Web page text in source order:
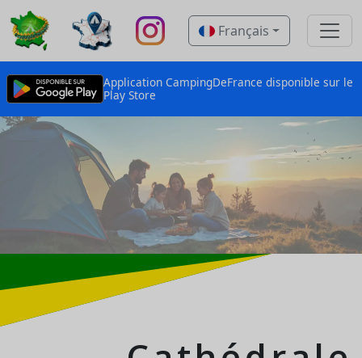
Français
Application CampingDeFrance disponible sur le
Play Store